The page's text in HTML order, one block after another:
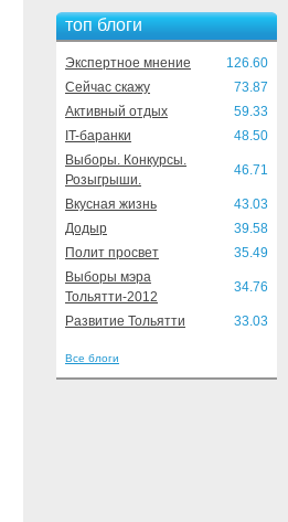
топ блоги
Экспертное мнение
126.60
Сейчас скажу
73.87
Активный отдых
59.33
IT-баранки
48.50
Выборы. Конкурсы.
Розыгрыши.
46.71
Вкусная жизнь
43.03
Додыр
39.58
Полит просвет
35.49
Выборы мэра
Тольятти-2012
34.76
Развитие Тольятти 33.03
Все блоги